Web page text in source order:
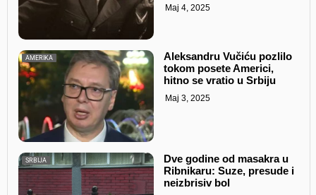
Maj 4, 2025
AMERIKA
Aleksandru Vučiću pozlilo
tokom posete Americi,
hitno se vratio u Srbiju
Maj 3, 2025
SRBIJA
Dve godine od masakra u
Ribnikaru: Suze, presude i
neizbrisiv bol